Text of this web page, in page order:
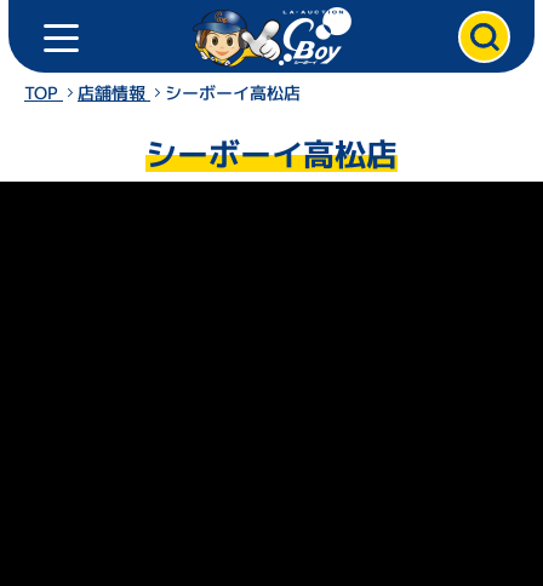
ト
ッ
プ
ー
ク
TOP 店舗情報 シーボーイ高松店
シーボーイ高松店